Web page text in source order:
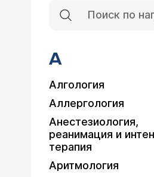
А
Алгология
Аллергология
Анестезиология,
реанимация и
терапия
Аритмология